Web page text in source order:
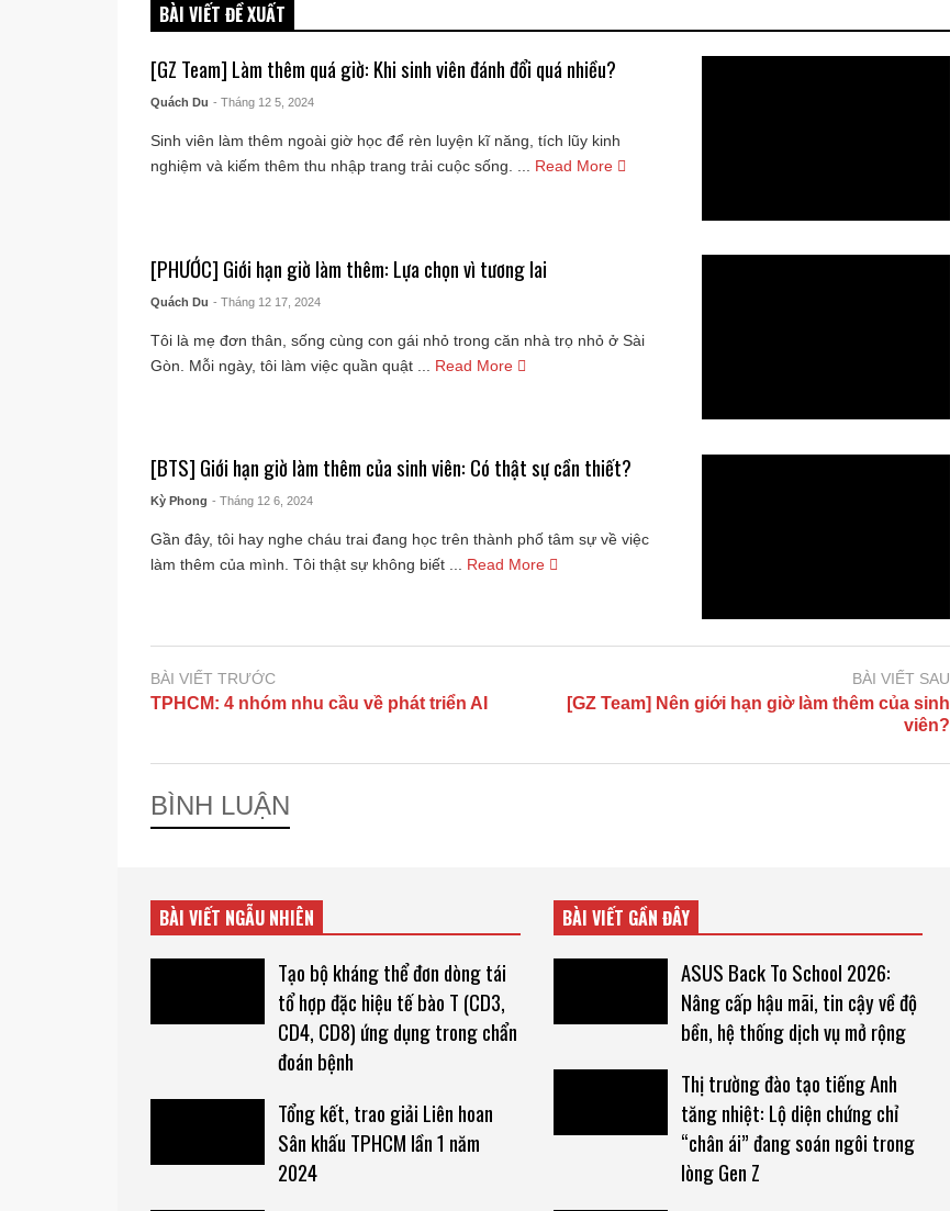
BÀI VIẾT ĐỀ XUẤT
[GZ Team] Làm thêm quá giờ: Khi sinh viên đánh đổi quá nhiều?
Quách Du - Tháng 12 5, 2024
Sinh viên làm thêm ngoài giờ học để rèn luyện kĩ năng, tích lũy kinh
nghiệm và kiếm thêm thu nhập trang trải cuộc sống. ...
Read More
[PHƯỚC] Giới hạn giờ làm thêm: Lựa chọn vì tương lai
Quách Du - Tháng 12 17, 2024
Tôi là mẹ đơn thân, sống cùng con gái nhỏ trong căn nhà trọ nhỏ ở Sài
Gòn. Mỗi ngày, tôi làm việc quần quật ...
Read More
[BTS] Giới hạn giờ làm thêm của sinh viên: Có thật sự cần thiết?
Kỳ Phong - Tháng 12 6, 2024
Gần đây, tôi hay nghe cháu trai đang học trên thành phố tâm sự về việc
làm thêm của mình. Tôi thật sự không biết ... Read More
BÀI VIẾT TRƯỚC
TPHCM: 4 nhóm nhu cầu về phát triển AI
BÀI VIẾT SAU
[GZ Team] Nên giới hạn giờ làm thêm của sinh
viên?
BÌNH LUẬN
BÀI VIẾT NGẪU NHIÊN
Tạo bộ kháng thể đơn dòng tái
tổ hợp đặc hiệu tế bào T (CD3,
CD4, CD8) ứng dụng trong chẩn
đoán bệnh
Tổng kết, trao giải Liên hoan
Sân khấu TPHCM lần 1 năm
2024
BÀI VIẾT GẦN ĐÂY
ASUS Back To School 2026:
Nâng cấp hậu mãi, tin cậy về độ
bền, hệ thống dịch vụ mở rộng
Thị trường đào tạo tiếng Anh
tăng nhiệt: Lộ diện chứng chỉ
“chân ái” đang soán ngôi trong
lòng Gen Z